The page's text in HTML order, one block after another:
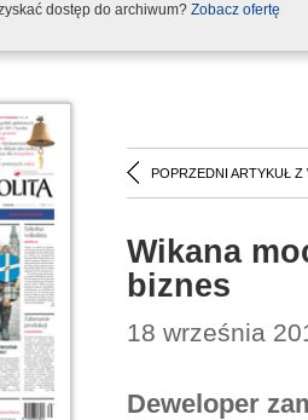
dostęp do archiwum? Zobacz ofertę
POPRZEDNI ARTYKUŁ Z
Wikana
biznes
18 września
Deweloper